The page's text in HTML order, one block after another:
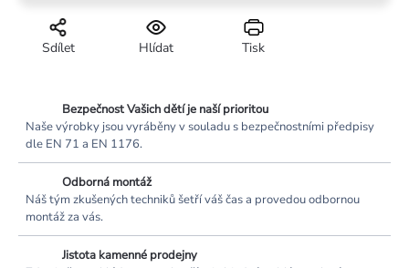
Tisk
Hlídat
Sdílet
Bezpečnost Vašich dětí je naší prioritou
Naše výrobky jsou vyráběny v souladu s bezpečnostními předpisy
dle EN 71 a EN 1176.
Odborná montáž
Náš tým zkušených techniků šetří váš čas a provedou odbornou
montáž za vás.
Jistota kamenné prodejny